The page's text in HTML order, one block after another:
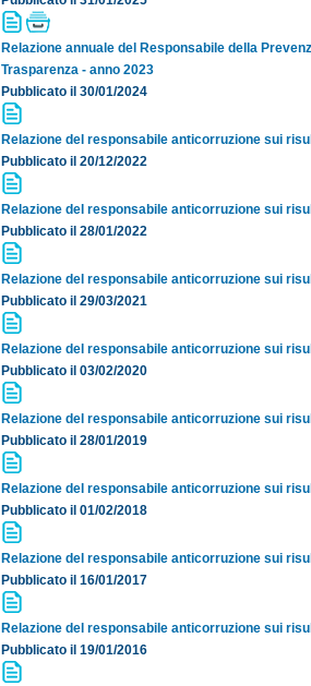
Relazione annuale del Responsabile della
Trasparenza - anno 2023
Pubblicato il 30/01/2024
Relazione del responsabile anticorruzione sui
Pubblicato il 20/12/2022
Relazione del responsabile anticorruzione sui
Pubblicato il 28/01/2022
Relazione del responsabile anticorruzione sui
Pubblicato il 29/03/2021
Relazione del responsabile anticorruzione sui
Pubblicato il 03/02/2020
Relazione del responsabile anticorruzione sui
Pubblicato il 28/01/2019
Relazione del responsabile anticorruzione sui
Pubblicato il 01/02/2018
Relazione del responsabile anticorruzione sui
Pubblicato il 16/01/2017
Relazione del responsabile anticorruzione sui
Pubblicato il 19/01/2016